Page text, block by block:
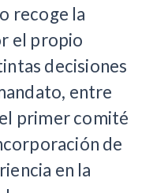
recoge la
el propio
decisiones
entre
primer comité
de
en la